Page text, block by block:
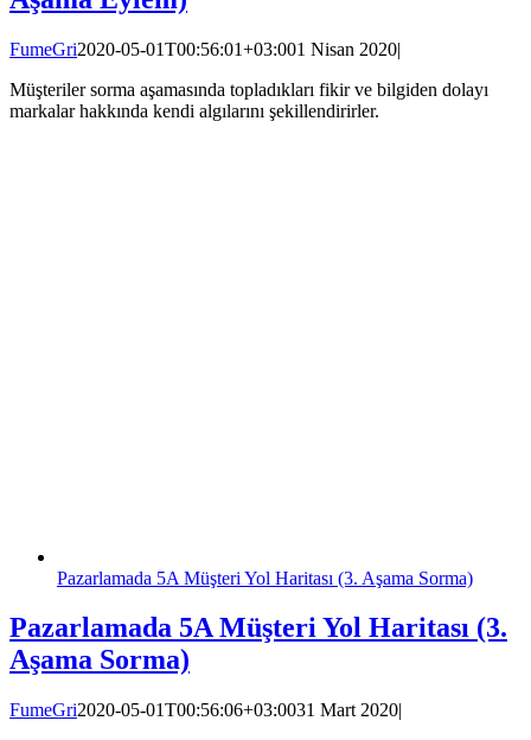
FumeGri2020-05-01T00:56:01+03:001 Nisan 2020|
Müşteriler sorma aşamasında topladıkları fikir ve bilgiden dolayı
markalar hakkında kendi algılarını şekillendirirler.
Pazarlamada 5A Müşteri Yol Haritası (3. Aşama Sorma)
Pazarlamada 5A Müşteri Yol Haritası (3.
Aşama Sorma)
FumeGri2020-05-01T00:56:06+03:0031 Mart 2020|